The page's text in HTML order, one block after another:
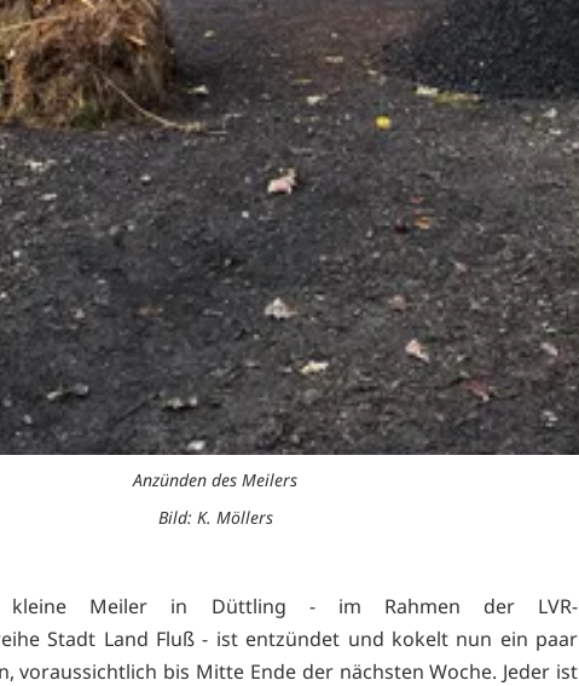
Anzünden des Meilers
Bild: K. Möllers
kleine Meiler in Düttling - im Rahmen der LVR-
Stadt Land Fluß - ist entzündet und kokelt nun ein paar
voraussichtlich bis Mitte Ende der nächsten Woche. Jeder ist